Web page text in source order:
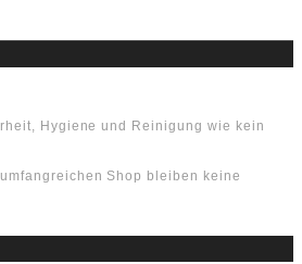
Hygiene und Reinigung wie kein
Shop bleiben keine